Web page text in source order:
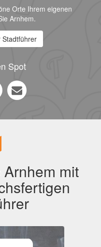
Orte Ihrem eigenen
Arnhem.
Stadtführer
Spot
mit